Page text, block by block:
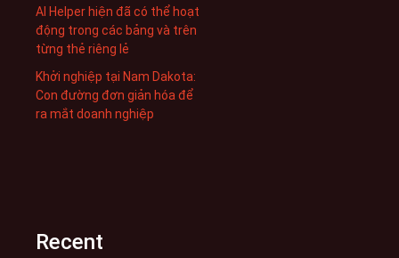
AI Helper hiện đã có thể hoạt
động trong các bảng và trên
từng thẻ riêng lẻ
Khởi nghiệp tại Nam Dakota:
Con đường đơn giản hóa để
ra mắt doanh nghiệp
Recent